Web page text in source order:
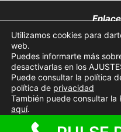
Política
© 2026 Cerrajeros
Utilizamos cookies para
web.
Puedes informarte más
desactivarlas en los
Puede consultar la política
política de privacidad
También puede consultar
aquí.